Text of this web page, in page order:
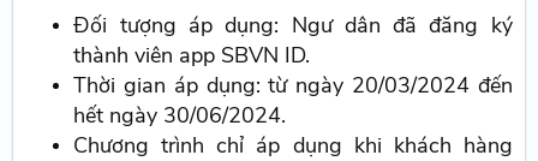
Đối tượng áp dụng: Ngư dân đã đăng ký
thành viên app SBVN ID.
Thời gian áp dụng: từ ngày 20/03/2024 đến
hết ngày 30/06/2024.
Chương trình chỉ áp dụng khi khách hàng